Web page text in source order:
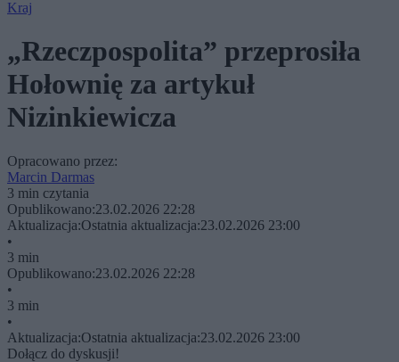
Kraj
„Rzeczpospolita” przeprosiła
Hołownię za artykuł
Nizinkiewicza
Opracowano przez:
Marcin Darmas
3 min czytania
Opublikowano:23.02.2026 22:28
Aktualizacja:Ostatnia aktualizacja:23.02.2026 23:00
•
3 min
Opublikowano:23.02.2026 22:28
•
3 min
•
Aktualizacja:Ostatnia aktualizacja:23.02.2026 23:00
Dołącz do dyskusji!